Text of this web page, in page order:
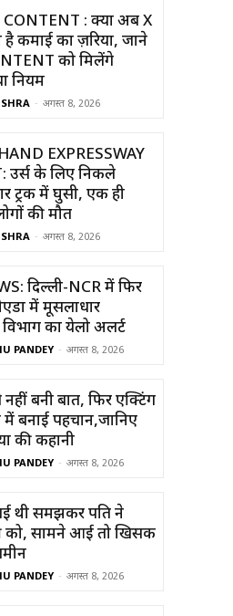
: क्या अब X
है कमाई का ज़रिया, जाने
को मिलेंगे
नियम
- अगस्त 8, 2026
EXPRESSWAY
उर्स के लिए निकले
ट्रक में घुसी, एक ही
की मौत
- अगस्त 8, 2026
दिल्ली-NCR में फिर
में मूसलाधार
का येलो अलर्ट
PANDEY - अगस्त 8, 2026
बनी बात, फिर एक्टिंग
बनाई पहचान,जानिए
की कहानी
PANDEY - अगस्त 8, 2026
थी समझकर पति ने
को, सामने आई तो खिसक
PANDEY - अगस्त 8, 2026